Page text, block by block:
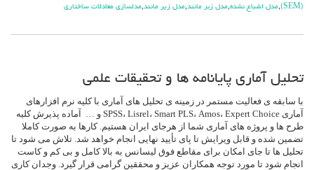
(SEM)
,مدل اشباع نشده,مدل زبر مانند,مدل زير مانند,مدلسازي معادلات ساختاري
تحلیل آماری پایانامه ها و تحقیقات علمی
با سابقه ی فعالیت مستمر در زمینه ی تحلیل های آماری با کلیه نرم افزارهای
آماری SPSS، Lisrel، Smart PLS، Amos، Expert Choice و … آماده پذیرش کلیه
طرح ها و پروژه های آماری شما از هرجای ایران هستیم. کارها به صورت کاملا
تضمین شده و قابل ویرایش تا پای تأیید نهایی انجام خواهد شد. تلاش می شود تا
تحلیل ها تا جای امکان برای مقاطع فوق لیسانس به بالا کامل و بی کم و کاست
انجام شود تا مورد توجه همکاران عزیز و محققین گرامی قرار گیرد. وجدان کاری